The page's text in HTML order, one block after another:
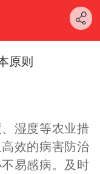
原则
湿度等农业措
效的病害防治
易感病。及时